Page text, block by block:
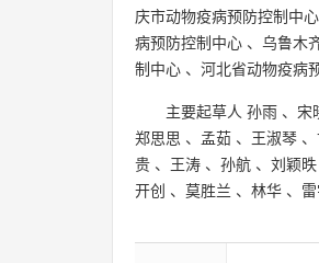
庆市动物疫病预防控制中心
病预防控制中心 、 乌鲁木
制中心 、 河北省动物疫病
主要起草人 孙雨 、 宋
郑思思 、 孟茹 、 王淑琴 、
贵 、 王涛 、 孙航 、 刘颖昳
开创 、 莫胜兰 、 林华 、